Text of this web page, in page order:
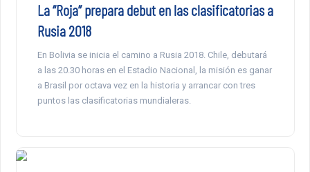
La “Roja” prepara debut en las clasificatorias a
Rusia 2018
En Bolivia se inicia el camino a Rusia 2018. Chile, debutará
a las 20.30 horas en el Estadio Nacional, la misión es ganar
a Brasil por octava vez en la historia y arrancar con tres
puntos las clasificatorias mundialeras.